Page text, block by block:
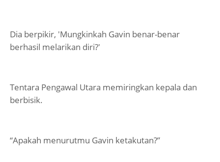
Dia berpikir, 'Mungkinkah Gavin benar-benar
berhasil melarikan diri?'
Tentara Pengawal Utara memiringkan kepala dan
berbisik.
“Apakah menurutmu Gavin ketakutan?”